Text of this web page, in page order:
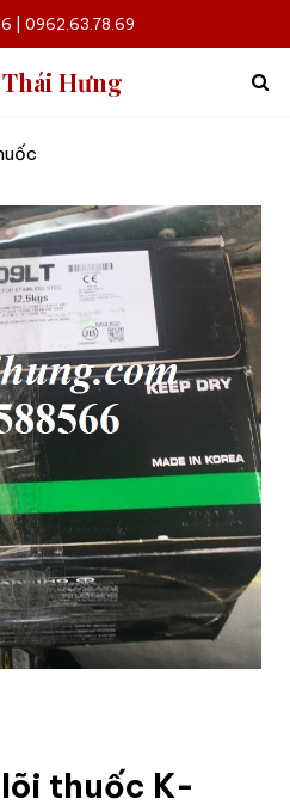
| 0962.63.78.69
Hưng
thuốc K-